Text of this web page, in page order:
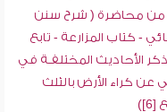
من محاضرة ( شرح سنن
- كتاب المزارعة - تابع
الأحاديث المختلفـة في
عن كراء الأرض بالثلث
[6])